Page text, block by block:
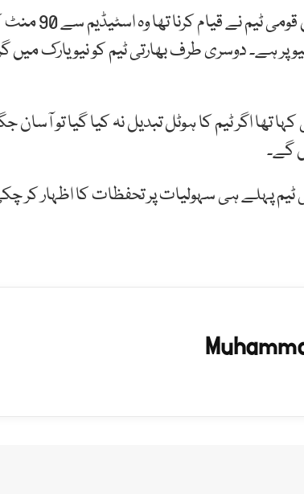
پی سی بی کے مطابق
تھا اگر ٹیم کا ہوٹل تبدیل نہ کیا گیا تو آسان
گے۔
ٹیم پہلے ہی سہولیات پر تحفظات کا اظہار کر